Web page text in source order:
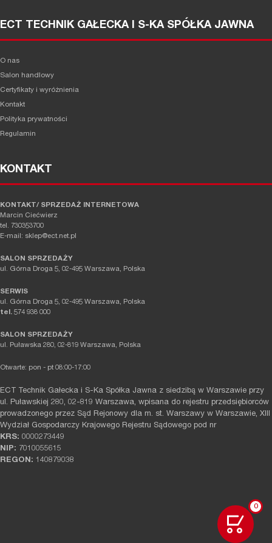
0
ECT TECHNIK GAŁECKA I S-KA SPÓŁKA JAWNA
O nas
Salon handlowy
Certyfikaty i wyróżnienia
Kontakt
Polityka prywatności
Regulamin
KONTAKT
KONTAKT/ SPRZEDAŻ INTERNETOWA
Marcin Ciećwierz
tel. 730353700
E-mail: sklep@ect.net.pl
SALON SPRZEDAŻY
ul. Górna Droga 5, 02-495 Warszawa, Polska
SERWIS
ul. Górna Droga 5, 02-495 Warszawa, Polska
tel. 574 938 000
SALON SPRZEDAŻY
ul. Puławska 280, 02-819 Warszawa, Polska
Otwarte: pon - pt 08:00-17:00
ECT Technik Gałecka i S-Ka Spółka Jawna z siedzibą w Warszawie przy
ul. Puławskiej 280, 02-819 Warszawa, wpisana do rejestru przedsiębiorców
prowadzonego przez Sąd Rejonowy dla m. st. Warszawy w Warszawie, XIII
Wydział Gospodarczy Krajowego Rejestru Sądowego pod nr
KRS: 0000273449
NIP: 7010055615
REGON: 140879038